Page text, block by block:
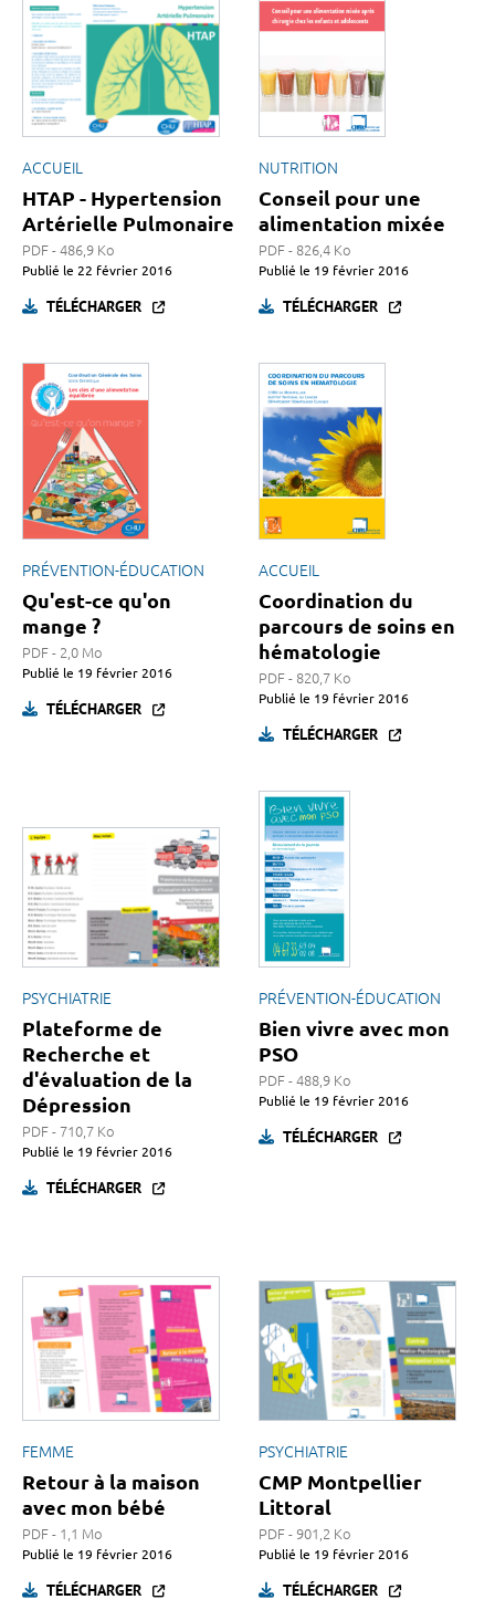
ACCUEIL
HTAP - Hypertension
Artérielle Pulmonaire
PDF - 486,9 Ko
Publié le 22 février 2016
TÉLÉCHARGER
NUTRITION
Conseil pour une
alimentation mixée
PDF - 826,4 Ko
Publié le 19 février 2016
TÉLÉCHARGER
PRÉVENTION-ÉDUCATION
Qu'est-ce qu'on
mange ?
PDF - 2,0 Mo
Publié le 19 février 2016
TÉLÉCHARGER
ACCUEIL
Coordination du
parcours de soins en
hématologie
PDF - 820,7 Ko
Publié le 19 février 2016
TÉLÉCHARGER
PSYCHIATRIE
Plateforme de
Recherche et
d'évaluation de la
Dépression
PDF - 710,7 Ko
Publié le 19 février 2016
TÉLÉCHARGER
PRÉVENTION-ÉDUCATION
Bien vivre avec mon
PSO
PDF - 488,9 Ko
Publié le 19 février 2016
TÉLÉCHARGER
FEMME
Retour à la maison
avec mon bébé
PDF - 1,1 Mo
Publié le 19 février 2016
TÉLÉCHARGER
PSYCHIATRIE
CMP Montpellier
Littoral
PDF - 901,2 Ko
Publié le 19 février 2016
TÉLÉCHARGER